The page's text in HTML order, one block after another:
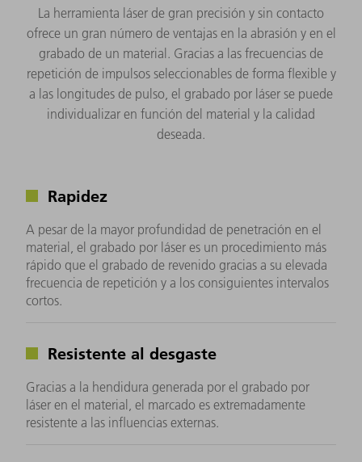
La herramienta láser de gran precisión y sin contacto
ofrece un gran número de ventajas en la abrasión y en el
grabado de un material. Gracias a las frecuencias de
repetición de impulsos seleccionables de forma flexible y
a las longitudes de pulso, el grabado por láser se puede
individualizar en función del material y la calidad
deseada.
Rapidez
A pesar de la mayor profundidad de penetración en el
material, el grabado por láser es un procedimiento más
rápido que el grabado de revenido gracias a su elevada
frecuencia de repetición y a los consiguientes intervalos
cortos.
Resistente al desgaste
Gracias a la hendidura generada por el grabado por
láser en el material, el marcado es extremadamente
resistente a las influencias externas.